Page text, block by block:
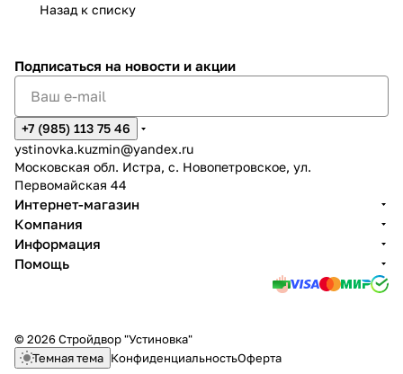
Назад к списку
Подписаться на новости и акции
+7 (985) 113 75 46
ystinovka.kuzmin@yandex.ru
Московская обл. Истра, с. Новопетровское, ул.
Первомайская 44
Интернет-магазин
Компания
Информация
Помощь
© 2026 Стройдвор "Устиновка"
Темная тема КонфиденциальностьОферта